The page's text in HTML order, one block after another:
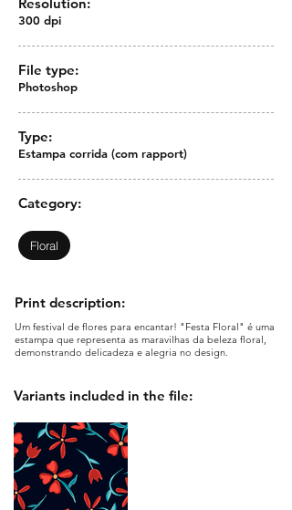
300 dpi
File type:
Photoshop
Type:
Estampa corrida (com rapport)
Category:
Floral
Print description:
Um festival de flores para encantar! "Festa Floral" é uma
estampa que representa as maravilhas da beleza floral,
demonstrando delicadeza e alegria no design.
Variants included in the file: